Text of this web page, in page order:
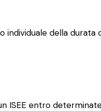
individuale della durata
ISEE entro